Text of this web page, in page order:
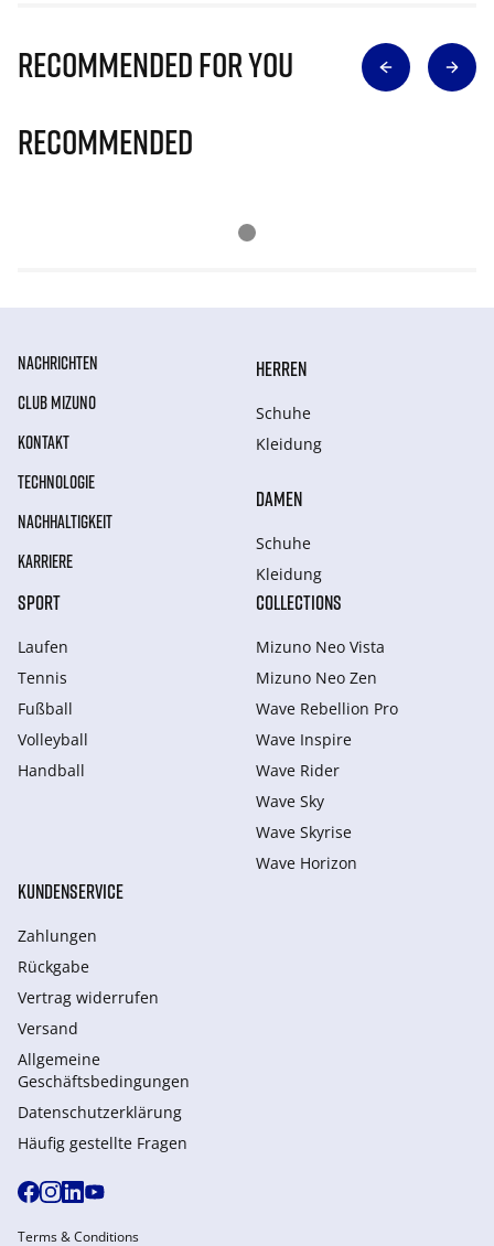
Recommended for you
Recommended
NACHRICHTEN
CLUB MIZUNO
KONTAKT
TECHNOLOGIE
NACHHALTIGKEIT
KARRIERE
HERREN
Schuhe
Kleidung
DAMEN
Schuhe
Kleidung
SPORT
Laufen
Tennis
Fußball
Volleyball
Handball
COLLECTIONS
Mizuno Neo Vista
Mizuno Neo Zen
Wave Rebellion Pro
Wave Inspire
Wave Rider
Wave Sky
Wave Skyrise
Wave Horizon
KUNDENSERVICE
Zahlungen
Rückgabe
Vertrag widerrufen
Versand
Allgemeine
Geschäftsbedingungen
Datenschutzerklärung
Häufig gestellte Fragen
Terms & Conditions